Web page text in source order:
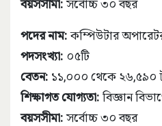
বয়সসীমা:সর্বোচ্চ ৩০ বছর
পদের নাম:কম্পিউটার
পদসংখ্যা: ০৫টি
বেতন: ১১,০০০ থেকে ২৬,৫৯০
শিক্ষাগত যোগ্যতা: বিজ্ঞান
বয়সসীমা:সর্বোচ্চ ৩০ বছর